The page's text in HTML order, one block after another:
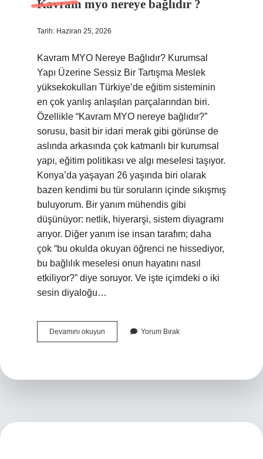
Kavram myo nereye bağlıdır ?
Tarih: Haziran 25, 2026
Kavram MYO Nereye Bağlıdır? Kurumsal
Yapı Üzerine Sessiz Bir Tartışma Meslek
yüksekokulları Türkiye’de eğitim sisteminin
en çok yanlış anlaşılan parçalarından biri.
Özellikle “Kavram MYO nereye bağlıdır?”
sorusu, basit bir idari merak gibi görünse de
aslında arkasında çok katmanlı bir kurumsal
yapı, eğitim politikası ve algı meselesi taşıyor.
Konya’da yaşayan 26 yaşında biri olarak
bazen kendimi bu tür soruların içinde sıkışmış
buluyorum. Bir yanım mühendis gibi
düşünüyor: netlik, hiyerarşi, sistem diyagramı
arıyor. Diğer yanım ise insan tarafım; daha
çok “bu okulda okuyan öğrenci ne hissediyor,
bu bağlılık meselesi onun hayatını nasıl
etkiliyor?” diye soruyor. Ve işte içimdeki o iki
sesin diyaloğu…
Devamını okuyun
myo
Yorum Bırak